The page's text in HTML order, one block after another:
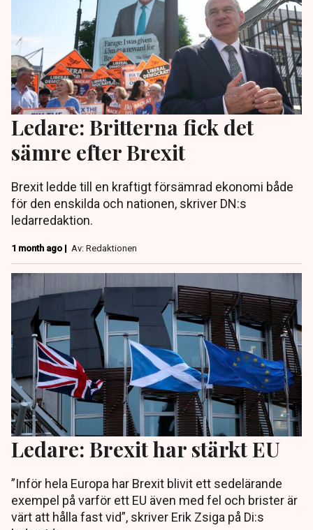
Ledare: Britterna fick det
sämre efter Brexit
Brexit ledde till en kraftigt försämrad ekonomi både
för den enskilda och nationen, skriver DN:s
ledarredaktion.
1 month ago | Av: Redaktionen
Ledare: Brexit har stärkt EU
”Inför hela Europa har Brexit blivit ett sedelärande
exempel på varför ett EU även med fel och brister är
värt att hålla fast vid”, skriver Erik Zsiga på Di:s